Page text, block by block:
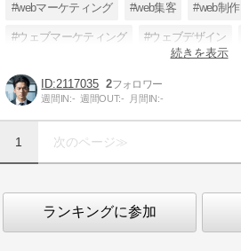
#webマーケティング #web集客 #web制作
#ウェブマーケティング #ウェブデザイン
続きを表示
2117035 2
週間IN:- 週間OUT:- 月間IN:-
1 次のページ≫
ランキングに参加